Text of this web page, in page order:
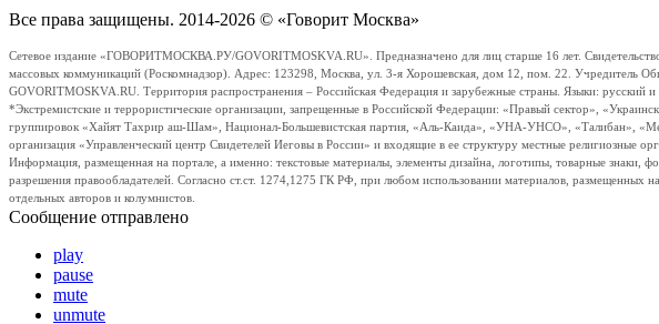
Все права защищены. 2014-2026 © «Говорит Москва»
Сетевое издание «ГОВОРИТМОСКВА.РУ/GOVORITMOSKVA.RU». Предназначено для лиц старше 16 лет.
массовых коммуникаций (Роскомнадзор). Адрес: 123298, Москва, ул. 3-я Хорошевская, дом 12, пом. 22. Учредитель
GOVORITMOSKVA.RU. Территория распространения – Российская Федерация и зарубежные страны. Языки:
*Экстремистские и террористические организации, запрещенные в Российской Федерации: «Правый сектор»,
группировок «Хайят Тахрир аш-Шам», Национал-Большевистская партия, «Аль-Каида», «УНА-УНСО», «Талибан»,
организация «Управленческий центр Свидетелей Иеговы в России» и входящие в ее структуру местные религиозные
Информация, размещенная на портале, а именно: текстовые материалы, элементы дизайна, логотипы, товарные
разрешения правообладателей. Согласно ст.ст. 1274,1275 ГК РФ, при любом использовании материалов, размещенных
отдельных авторов и колумнистов.
Сообщение отправлено
play
pause
mute
unmute